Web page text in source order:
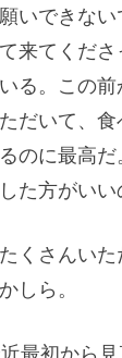
いできな
来てくだ
る。この
だいて、
のに最高
た方がいい
くさんい
しら。